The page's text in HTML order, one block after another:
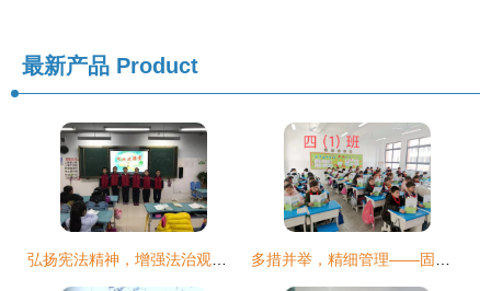
最新产品 Product